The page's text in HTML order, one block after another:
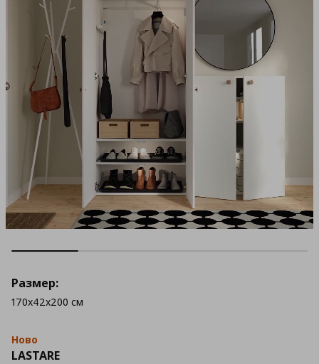
Ново
LASTARE
Размер:
170x42x200 см